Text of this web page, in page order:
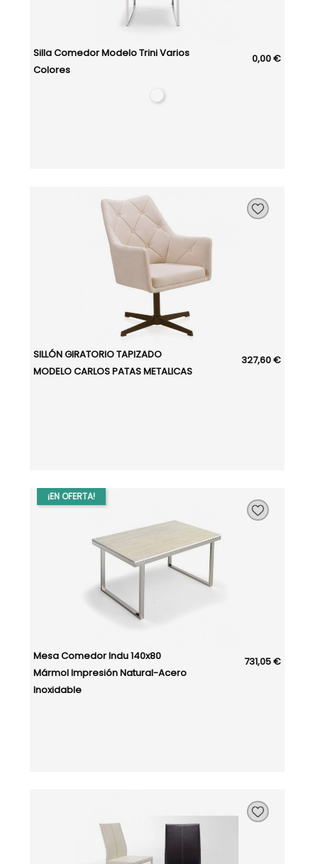
Silla Comedor Modelo Trini Varios
Colores
0,00 €
SILLÓN GIRATORIO TAPIZADO
MODELO CARLOS PATAS METALICAS
327,60 €
Mesa Comedor Indu 140x80
Mármol Impresión Natural-Acero
Inoxidable
731,05 €
¡EN OFERTA!